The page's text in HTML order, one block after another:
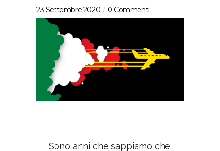
23 Settembre 2020 0 Commenti
Sono anni che sappiamo che